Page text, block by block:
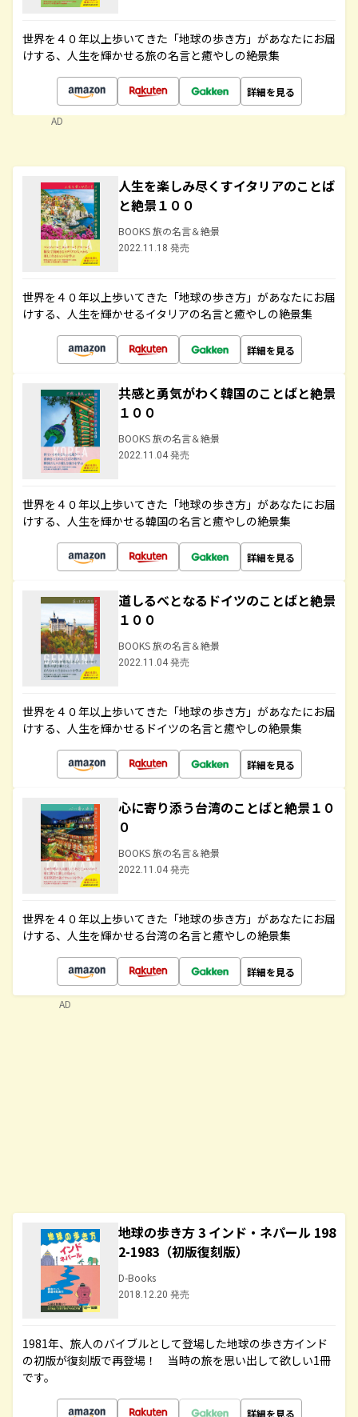
世界を４０年以上歩いてきた「地球の歩き方」があなたにお届
けする、人生を輝かせる旅の名言と癒やしの絶景集
詳細を見る
AD
人生を楽しみ尽くすイタリアのことば
と絶景１００
BOOKS 旅の名言＆絶景
2022.11.18 発売
世界を４０年以上歩いてきた「地球の歩き方」があなたにお届
けする、人生を輝かせるイタリアの名言と癒やしの絶景集
詳細を見る
共感と勇気がわく韓国のことばと絶景
１００
BOOKS 旅の名言＆絶景
2022.11.04 発売
世界を４０年以上歩いてきた「地球の歩き方」があなたにお届
けする、人生を輝かせる韓国の名言と癒やしの絶景集
詳細を見る
道しるべとなるドイツのことばと絶景
１００
BOOKS 旅の名言＆絶景
2022.11.04 発売
世界を４０年以上歩いてきた「地球の歩き方」があなたにお届
けする、人生を輝かせるドイツの名言と癒やしの絶景集
詳細を見る
心に寄り添う台湾のことばと絶景１０
０
BOOKS 旅の名言＆絶景
2022.11.04 発売
世界を４０年以上歩いてきた「地球の歩き方」があなたにお届
けする、人生を輝かせる台湾の名言と癒やしの絶景集
詳細を見る
地球の歩き方 3 インド・ネパール 198
2-1983（初版復刻版）
D-Books
2018.12.20 発売
1981年、旅人のバイブルとして登場した地球の歩き方インド
の初版が復刻版で再登場！ 当時の旅を思い出して欲しい1冊
です。
詳細を見る
AD